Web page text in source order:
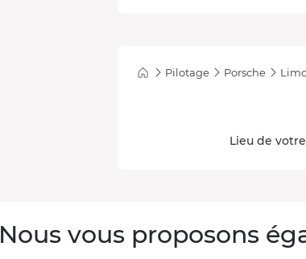
Pilotage Porsche
Lieu de
Nous vous proposons